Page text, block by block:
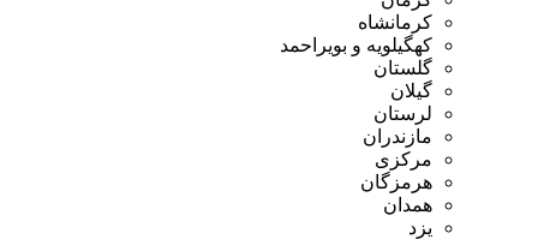
کرمانشاه
کهگیلویه و بویراحمد
گلستان
گیلان
لرستان
مازندران
مرکزی
هرمزگان
همدان
یزد